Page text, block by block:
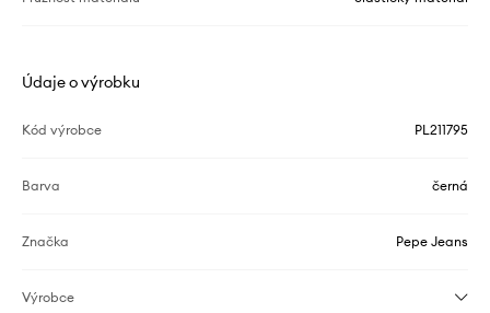
Údaje o výrobku
Kód výrobce PL211795
Barva černá
Značka Pepe Jeans
Výrobce